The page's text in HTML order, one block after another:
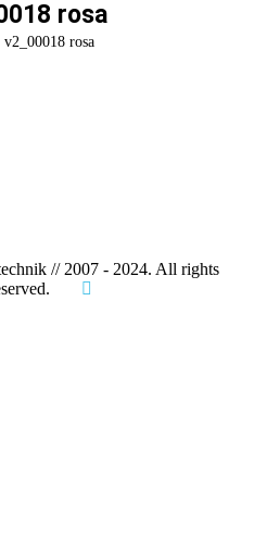
rosa
sich hier:
v2_00018 rosa
// 2007 - 2024. All rights